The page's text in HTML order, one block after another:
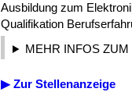
Ausbildung zum
Qualifikation
MEHR INFOS
▶ Zur Stellenanzeige